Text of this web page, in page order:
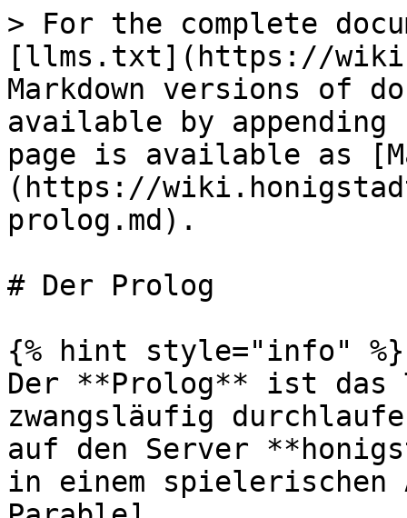
> For the complete
[llms.txt](https://
Markdown versions of
available by
page is available as
(https://
prolog.md).
# Der Prolog
{% hint style="info" %}
Der **Prolog** ist das
zwangsläufig
auf den Server
in einem spielerischen